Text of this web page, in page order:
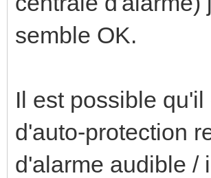
semble OK.
Il est possible
d'auto-protection
d'alarme audible /